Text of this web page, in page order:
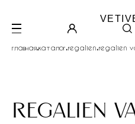
главная.каталог.regalien.regalien
regalien